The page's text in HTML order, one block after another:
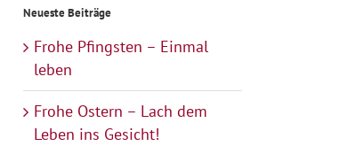
Neueste Beiträge
Frohe Pfingsten – Einmal
leben
Frohe Ostern – Lach dem
Leben ins Gesicht!